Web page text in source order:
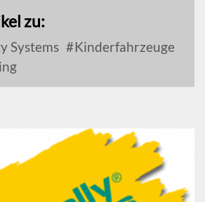
zu:
Systems
Kinderfahrzeuge